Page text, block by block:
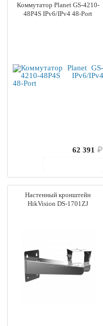
Коммутатор Planet GS-4210-
48P4S IPv6/IPv4 48-Port
62 391 ₽
Настенный кронштейн
HikVision DS-1701ZJ